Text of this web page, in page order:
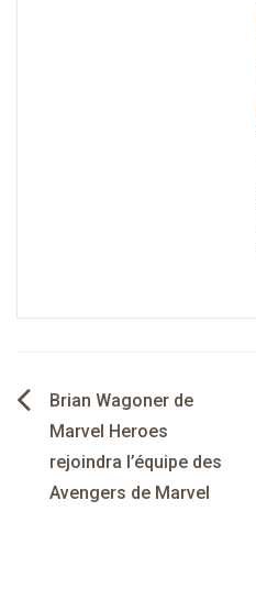
Navigation
de
l’article
Brian Wagoner de
Marvel Heroes
rejoindra l’équipe des
Avengers de Marvel